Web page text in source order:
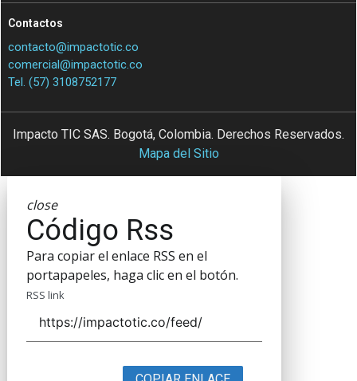
Contactos
contacto@impactotic.co
comercial@impactotic.co
Tel. (57) 3108752177
Impacto TIC SAS. Bogotá, Colombia. Derechos Reservados.
Mapa del Sitio
close
Código Rss
Para copiar el enlace RSS en el
portapapeles, haga clic en el botón.
RSS link